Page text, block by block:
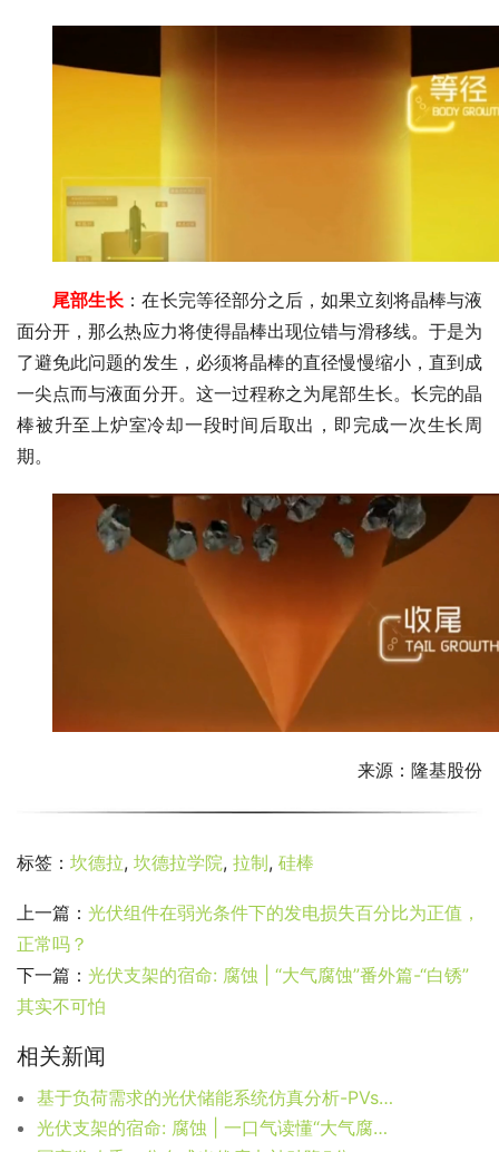
尾部生长 ：在长完等径部分之后，如果立刻将晶棒与液
面分开，那么热应力将使得晶棒出现位错与滑移线。于是为
了避免此问题的发生，必须将晶棒的直径慢慢缩小，直到成
一尖点而与液面分开。这一过程称之为尾部生长。长完的晶
棒被升至上炉室冷却一段时间后取出，即完成一次生长周
期。
来源：隆基股份
标签： 坎德拉, 坎德拉学院, 拉制, 硅棒
上一篇： 光伏组件在弱光条件下的发电损失百分比为正值，
正常吗？
下一篇： 光伏支架的宿命: 腐蚀 | “大气腐蚀”番外篇-“白锈”
其实不可怕
相关新闻
基于负荷需求的光伏储能系统仿真分析-PVsyst软件篇
光伏支架的宿命: 腐蚀 | 一口气读懂“大气腐蚀”